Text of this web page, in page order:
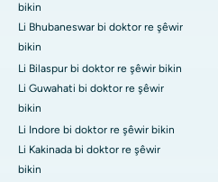
bikin
Li Bhubaneswar bi doktor re şêwir
bikin
Li Bilaspur bi doktor re şêwir bikin
Li Guwahati bi doktor re şêwir
bikin
Li Indore bi doktor re şêwir bikin
Li Kakinada bi doktor re şêwir
bikin